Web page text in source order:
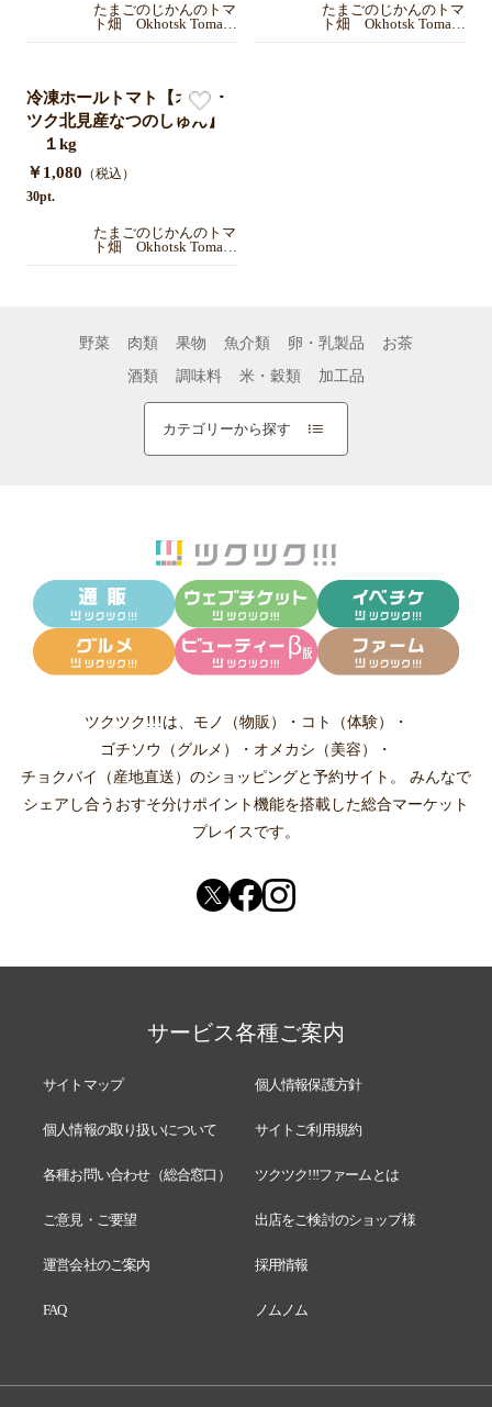
たまごのじかんのトマ
ト畑 Okhotsk Tomato
たまごのじかんのトマ
ト畑 Okhotsk Tomato
冷凍ホールトマト【オホー
ツク北見産なつのしゅん】
１kg
￥1,080 （税込）
30pt.
たまごのじかんのトマ
ト畑 Okhotsk Tomato
野菜 肉類 果物 魚介類 卵・乳製品
お茶
酒類
調味料 米・穀類 加工品
カテゴリーから探す
ツクツク!!!は、 モノ（物販） ・ コト（体験）
・
ゴチソウ（グルメ）
・ オメカシ（美容）
・
チョクバイ（産地直送） のショッピングと予約サイト。
みんなで
シェアし合う おすそ分けポイント機能を搭載した総合マーケット
プレイスです。
サービス各種ご案内
サイトマップ 個人情報保護方針
個人情報の取り扱いについて サイトご利用規約
各種お問い合わせ（総合窓口） ツクツク!!!ファームとは
ご意見・ご要望 出店をご検討のショップ様
運営会社のご案内 採用情報
FAQ ノムノム